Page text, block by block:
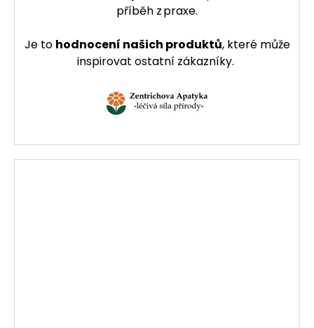
příběh z praxe.
Je to hodnocení našich produktů, které může
inspirovat ostatní zákazníky.